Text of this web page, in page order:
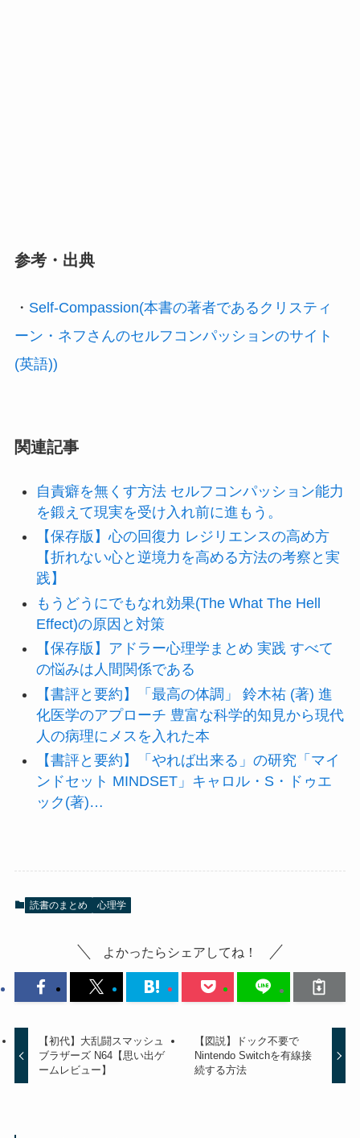
参考・出典
・ Self-Compassion(本書の著者であるクリスティ
ーン・ネフさんのセルフコンパッションのサイト
(英語))
関連記事
自責癖を無くす方法 セルフコンパッション能力
を鍛えて現実を受け入れ前に進もう。
【保存版】心の回復力 レジリエンスの高め方
【折れない心と逆境力を高める方法の考察と実
践】
もうどうにでもなれ効果(The What The Hell
Effect)の原因と対策
【保存版】アドラー心理学まとめ 実践 すべて
の悩みは人間関係である
【書評と要約】「最高の体調」 鈴木祐 (著) 進
化医学のアプローチ 豊富な科学的知見から現代
人の病理にメスを入れた本
【書評と要約】「やれば出来る」の研究「マイ
ンドセット MINDSET」キャロル・S・ドゥエ
ック(著)…
読書のまとめ 心理学
よかったらシェアしてね！
【初代】大乱闘スマッシュ
ブラザーズ N64【思い出ゲ
ームレビュー】
【図説】ドック不要で
Nintendo Switchを有線接
続する方法